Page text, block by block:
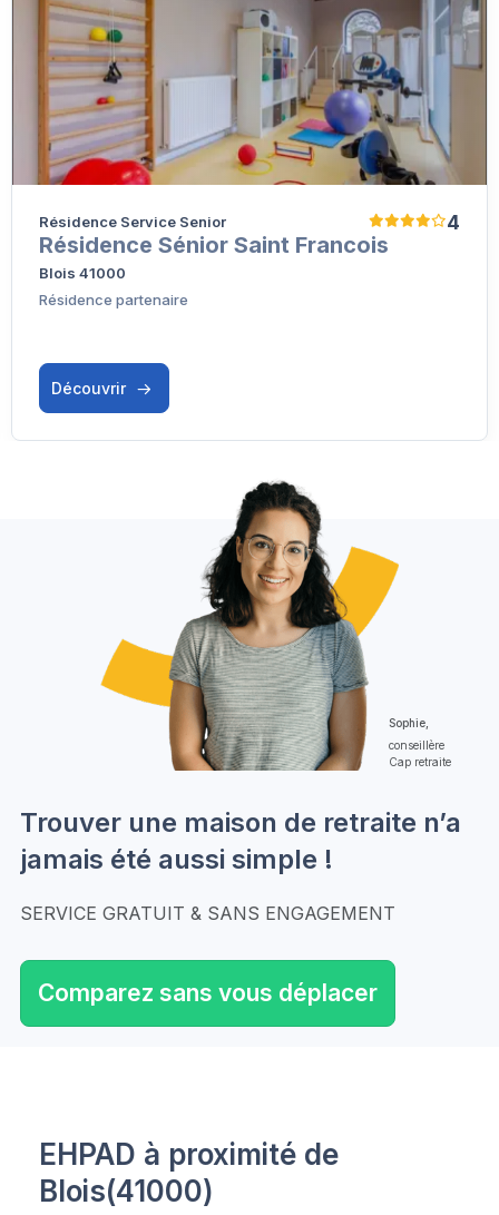
4
Résidence Service Senior
Résidence Sénior Saint Francois
Blois 41000
Résidence partenaire
Découvrir
Sophie,
conseillère
Cap retraite
Trouver une maison de retraite n’a
jamais été aussi simple !
SERVICE GRATUIT & SANS ENGAGEMENT
Comparez sans vous déplacer
EHPAD à proximité de
Blois(41000)